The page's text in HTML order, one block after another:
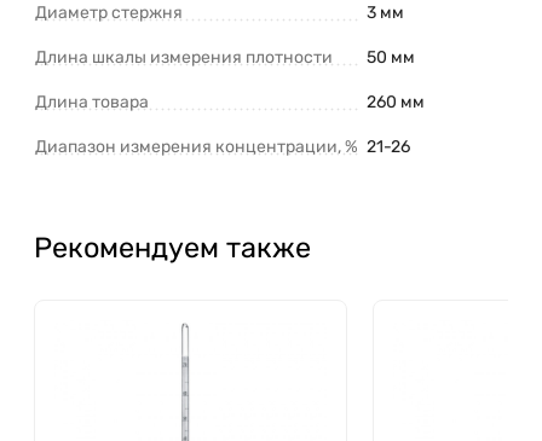
Диаметр стержня 3 мм
Длина шкалы измерения плотности 50 мм
Длина товара 260 мм
Диапазон измерения концентрации, % 21-26
Рекомендуем также